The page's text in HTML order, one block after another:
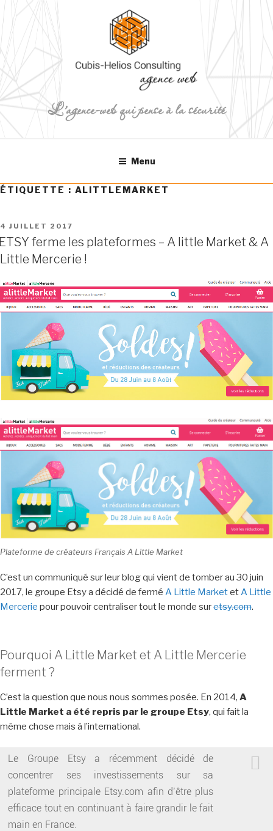
Aller
au
contenu
principal
L'agence-web qui pense à la sécurité
Menu
ÉTIQUETTE : ALITTLEMARKET
PUBLIÉ
LE
4 JUILLET 2017
ferme les plateformes – A little Market & A
Little Mercerie !
Plateforme de créateurs Français A Little Market
C’est un communiqué sur leur blog qui vient de tomber au 30 juin
2017, le groupe Etsy a décidé de fermé A Little MarketetA Little
Mercerie pour pouvoir centraliser tout le monde suretsy.com.
Pourquoi A Little Market et A Little Mercerie
ferment ?
C’est la question que nous nous sommes posée. En 2014, A
Little Market a été repris par le groupe Etsy, qui fait la
même chose mais à l’international.
Le Groupe Etsy a récemment décidé de
concentrer ses investissements sur sa
plateforme principale Etsy.com afin d’être plus
efficace tout en continuant à faire grandir le fait
main en France.